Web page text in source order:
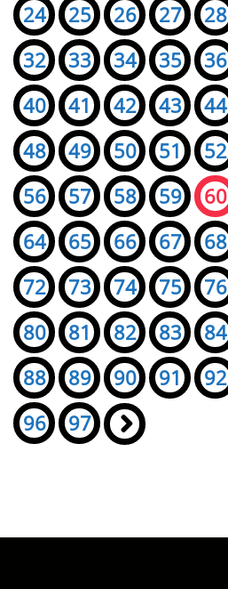
24
25 26 27 28
32
33 34 35 36
40
41 42 43 44
48
49 50 51 52
56
57 58 59 60
64
65 66 67 68
72
73 74 75 76
80
81 82 83 84
88
89 90 91 92
96
97 »